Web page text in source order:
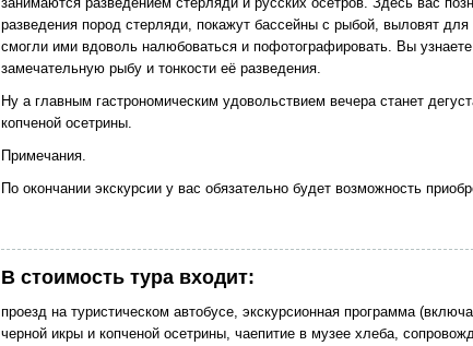
разведения пород стерляди, покажут бассейны с рыбой, выловят
смогли ими вдоволь налюбоваться и пофотографировать. Вы
замечательную рыбу и тонкости её разведения.
Ну а главным гастрономическим удовольствием вечера станет
копченой осетрины.
Примечания.
По окончании экскурсии у вас обязательно будет возможность
В стоимость тура входит:
проезд на туристическом автобусе, экскурсионная программа
черной икры и копченой осетрины, чаепитие в музее хлеба,